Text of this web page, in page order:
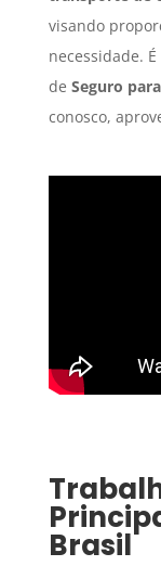
visando
necessidade.
de Seguro
conosco,
Brasil